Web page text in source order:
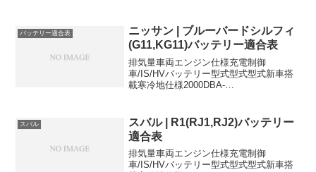
RP6L15C1500cc2WD、ターボISN-65...
バッテリー適合表
ニッサン | ブルーバードシルフィ
(G11,KG11)バッテリー適合表
排気量車両エンジン仕様充電制御
車/IS/HVバッテリー型式型式型式新車搭
載寒冷地仕様2000DBA-
電制御車46B24L55B24L1500DB...
スバル
スバル | R1(RJ1,RJ2)バッテリー
適合表
排気量車両エンジン仕様充電制御
車/IS/HVバッテリー型式型式型式新車搭